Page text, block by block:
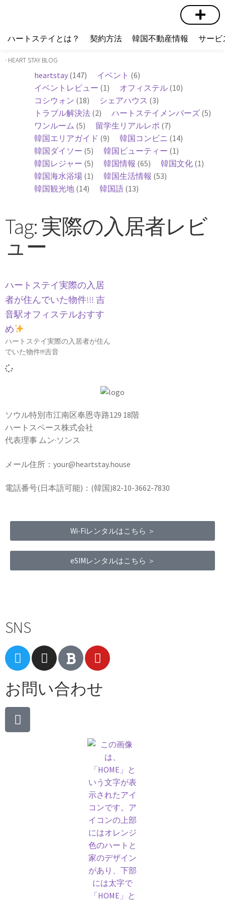
ハートステイとは？ 契約方法 韓国不動産情報 サービ
· HEART STAY BLOG
heartstay (147) イベント (6)
イベントレビュー (1) オフィステル (10)
コシウォン (18) シェアハウス (3)
トラブル解決法 (2) ハートステイメンバーズ (5)
ワンルーム (5) 留学生リアルレポ (7)
韓国エリアガイド (9) 韓国コンビニ (14)
韓国ダイソー (5) 韓国ビューティー (1)
韓国レジャー (5) 韓国情報 (65) 韓国文化 (1)
韓国海水浴場 (1) 韓国生活情報 (53)
韓国観光地 (14) 韓国語 (13)
Tag: 実際の入居者レビ
ュー
ハートステイ実際の入居
者が住んでいた物件!!! 吉
音駅オフィステルおすす
め
ハートステイ実際の入居者が住ん
でいた物件!!!吉音
ソウル特別市江南区奉恩寺路129 18階
ハートスペース株式会社
代表理事 ムン·ソンス
メール住所：your@heartstay.house
電話番号(日本語可能)：(韓国)82-10-3662-7830
Wi-Fiレンタルはこちら ＞
eSIMレンタルはこちら ＞
SNS
お問い合わせ